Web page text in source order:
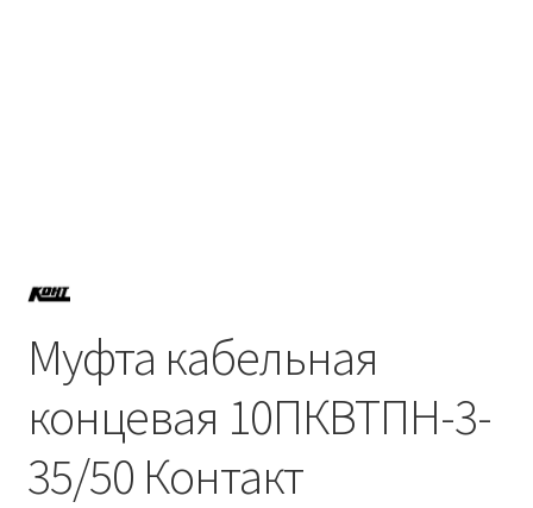
Муфта кабельная
концевая 10ПКВТПН-3-
35/50 Контакт